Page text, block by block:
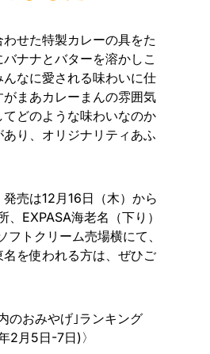
せた特製カレーの具をた
ナナとバターを溶かしこ
なに愛される味わいに仕
まあカレーまんの雰囲気
どのような味わいなのか
り、オリジナリティあふ
売は12月16日（木）から
EXPASA海老名（下り）
トクリーム売場横にて、
を使われる方は、ぜひご
のおみやげ｣ランキング
2月5日-7日)〉